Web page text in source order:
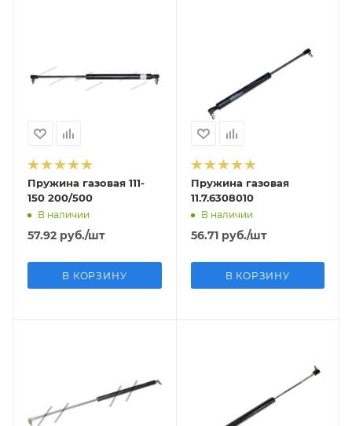
Пружина газовая 111-
150 200/500
В наличии
57.92 руб./шт
В КОРЗИНУ
Пружина газовая
11.7.6308010
В наличии
56.71руб./шт
В КОРЗИНУ